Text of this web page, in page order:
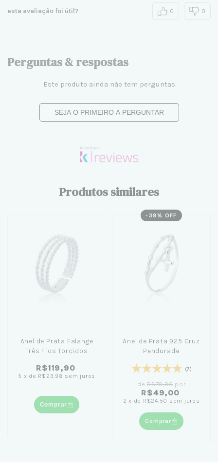
esta avaliação foi útil? 0 0
Perguntas & respostas
Este produto ainda não tem perguntas
SEJA O PRIMEIRO A PERGUNTAR
Produtos similares
Anel de Prata Falange
Três Fios Torcidos
R$119,90
5 x de R$23,98 sem juros
Comprar
- 39 % OFF
Anel de Prata 925 Cruz
Pendurada
(7)
de R$79,90 por
R$49,00
2 x de R$24,50 sem juros
Comprar